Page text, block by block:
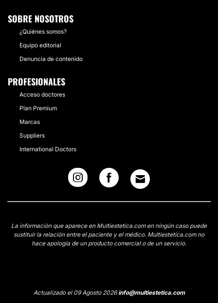
SOBRE NOSOTROS
¿Quiénes somos?
Equipo editorial
Denuncia de contenido
PROFESIONALES
Acceso doctores
Plan Premium
Marcas
Suppliers
International Doctors
La información que aparece en Multiestetica.com en ningún caso puede
sustituir la relación entre el paciente y el médico. Multiestetica.com no
hace apología de un producto comercial o de un servicio.
Actualizado el 09 Agosto 2026info@multiestetica.com